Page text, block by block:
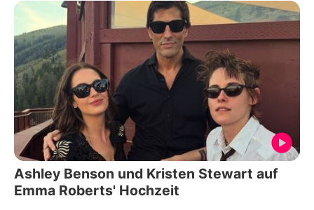
Ashley Benson und Kristen Stewart auf
Emma Roberts' Hochzeit